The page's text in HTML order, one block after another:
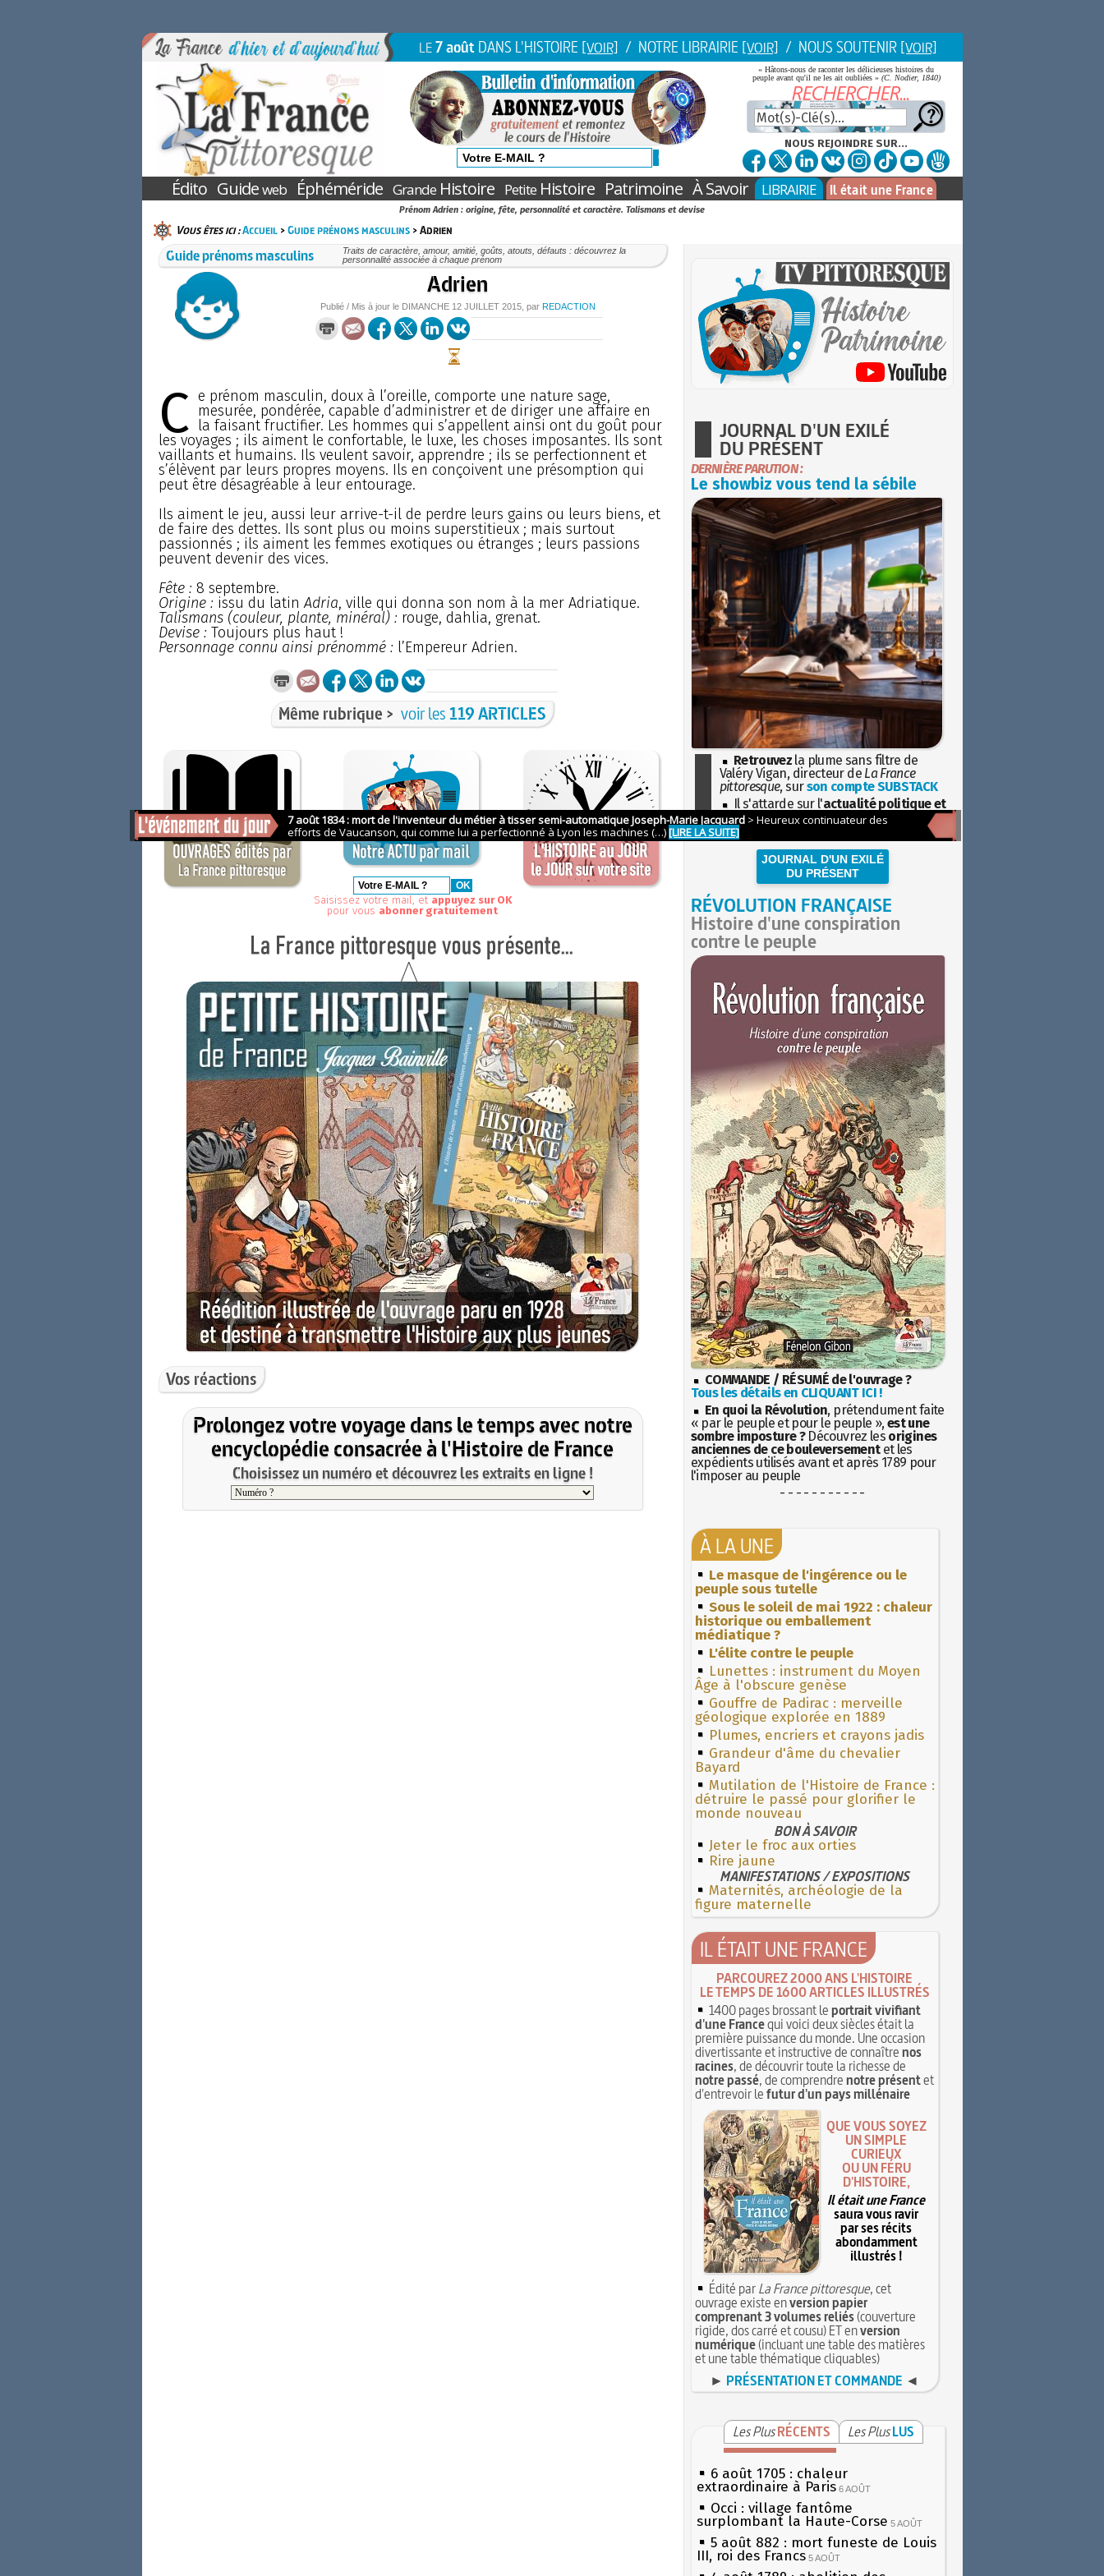
LE7 août DANS L'HISTOIRE [VOIR] / NOTRE LIBRAIRIE [VOIR] / NOUS SOUTENIR [VOIR]
« Hâtons-nous de raconter les délicieuses histoires du
peuple avant qu'il ne les ait oubliées » (C. Nodier, 1840)
NOUS REJOINDRE SUR...
Édito Guideweb Éphéméride GrandeHistoire PetiteHistoire Patrimoine À Savoir LIBRAIRIE Il était une France
Prénom Adrien : origine, fête, personnalité et caractère. Talismans et devise
Vous êtes ici :Accueil>Guide prénoms masculins> Adrien
Guide prénoms masculins
Traits de caractère, amour, amitié, goûts, atouts, défauts : découvrez la
personnalité associée à chaque prénom
Adrien
Publié / Mis à jour le DIMANCHE 12 JUILLET 2015, par REDACTION
C e prénom masculin, doux à l’oreille, comporte une nature sage,
mesurée, pondérée, capable d’administrer et de diriger une affaire en
la faisant fructifier. Les hommes qui s’appellent ainsi ont du goût pour
les voyages ; ils aiment le confortable, le luxe, les choses imposantes. Ils sont
vaillants et humains. Ils veulent savoir, apprendre ; ils se perfectionnent et
s’élèvent par leurs propres moyens. Ils en conçoivent une présomption qui
peut être désagréable à leur entourage.
Ils aiment le jeu, aussi leur arrive-t-il de perdre leurs gains ou leurs biens, et
de faire des dettes. Ils sont plus ou moins superstitieux ; mais surtout
passionnés ; ils aiment les femmes exotiques ou étranges ; leurs passions
peuvent devenir des vices.
Fête : 8 septembre.
Origine : issu du latinAdria, ville qui donna son nom à la mer Adriatique.
Talismans (couleur, plante, minéral) : rouge, dahlia, grenat.
Devise : Toujours plus haut !
Personnage connu ainsi prénommé : l’Empereur Adrien.
Même rubrique > voir les 119 ARTICLES
Saisissez votre mail, et appuyez sur OK
pour vous abonner gratuitement
Vos réactions
Prolongez votre voyage dans le temps avec notre
encyclopédie consacrée à l'Histoire de France
Choisissez un numéro et découvrez les extraits en ligne !
JOURNAL D'UN EXILÉ
DU PRÉSENT
DERNIÈRE PARUTION :
Le showbiz vous tend la sébile
Retrouvez la plume sans filtre de
Valéry Vigan, directeur de La France
pittoresque, surson compte SUBSTACK
Il s'attarde sur l'actualité politique et
sociétaleavec la hauteur de vue de
l'Histoire
JOURNAL D'UN EXILÉ
DU PRÉSENT
RÉVOLUTION FRANÇAISE
Histoire d'une conspiration
contre le peuple
COMMANDE / RÉSUMÉ de l'ouvrage ?
Tous les détails en CLIQUANT ICI !
En quoi la Révolution, prétendument faite
« par le peuple et pour le peuple », est une
sombre imposture ?Découvrez les origines
anciennes de ce bouleversementet les
expédients utilisés avant et après 1789 pour
l'imposer au peuple
- - - - - - - - - - -
À LA UNE
Le masque de l'ingérence ou le
peuple sous tutelle
Sous le soleil de mai 1922 : chaleur
historique ou emballement
médiatique ?
L'élite contre le peuple
Lunettes : instrument du Moyen
Âge à l'obscure genèse
Gouffre de Padirac : merveille
géologique explorée en 1889
Plumes, encriers et crayons jadis
Grandeur d'âme du chevalier
Bayard
Mutilation de l'Histoire de France :
détruire le passé pour glorifier le
monde nouveau
BON À SAVOIR
Jeter le froc aux orties
Rire jaune
MANIFESTATIONS / EXPOSITIONS
Maternités, archéologie de la
figure maternelle
IL ÉTAIT UNE FRANCE
PARCOUREZ 2000 ANS L'HISTOIRE
LE TEMPS DE 1600 ARTICLES ILLUSTRÉS
1400 pages brossant leportrait vivifiant
d'une Francequi voici deux siècles était la
première puissance du monde. Une occasion
divertissante et instructive de connaîtrenos
racines, de découvrir toute la richesse de
notre passé, de comprendrenotre présentet
d'entrevoir lefutur d'un pays millénaire
QUE VOUS SOYEZ
UN SIMPLE
CURIEUX
OU UN FÉRU
D'HISTOIRE,
Il était une France
saura vous ravir
par ses récits
abondamment
illustrés !
Édité parLa France pittoresque, cet
ouvrage existe enversion papier
comprenant 3 volumes reliés(couverture
rigide, dos carré et cousu) ET enversion
numérique(incluant une table des matières
et une table thématique cliquables)
► PRÉSENTATION ET COMMANDE ◄
Les Plus RÉCENTS Les Plus LUS
6 août 1705 : chaleur
extraordinaire à Paris 6 AOÛT
Occi : village fantôme
surplombant la Haute-Corse 5 AOÛT
5 août 882 : mort funeste de Louis
III, roi des Francs 5 AOÛT